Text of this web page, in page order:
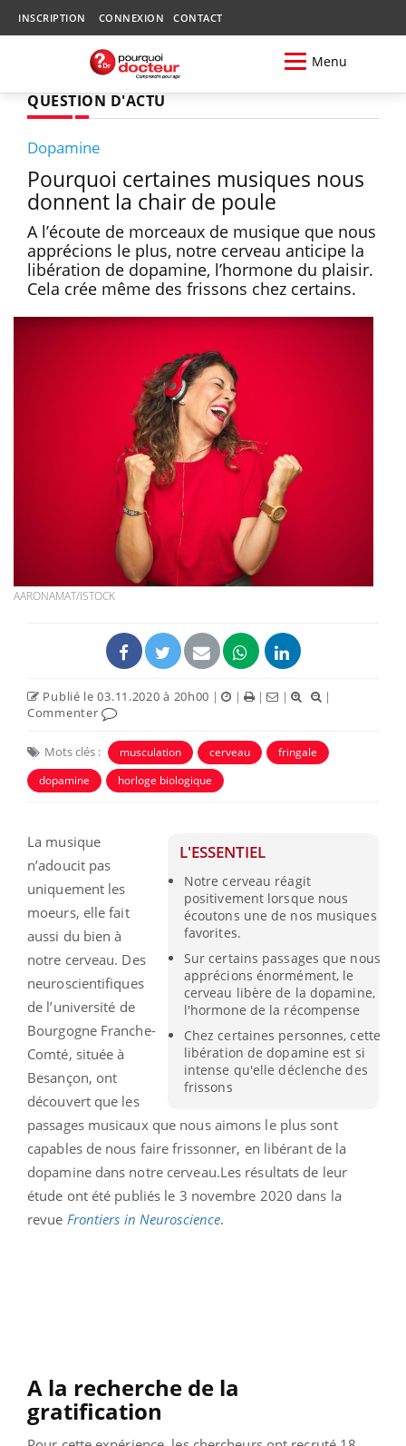
INSCRIPTION CONNEXION CONTACT
Menu
QUESTION D'ACTU
Dopamine
Pourquoi certaines musiques nous
donnent la chair de poule
A l’écoute de morceaux de musique que nous
apprécions le plus, notre cerveau anticipe la
libération de dopamine, l’hormone du plaisir.
Cela crée même des frissons chez certains.
AARONAMAT/ISTOCK
Publié le 03.11.2020 à 20h00 | | | |
|
Commenter
Mots clés : musculation cerveau
fringale
dopamine
horloge biologique
L'ESSENTIEL
Notre cerveau réagit
positivement lorsque nous
écoutons une de nos musiques
favorites.
Sur certains passages que nous
apprécions énormément, le
cerveau libère de la dopamine,
l'hormone de la récompense
Chez certaines personnes, cette
libération de dopamine est si
intense qu'elle déclenche des
frissons
La musique
n’adoucit pas
uniquement les
moeurs, elle fait
aussi du bien à
notre cerveau. Des
neuroscientifiques
de l’université de
Bourgogne Franche-
Comté, située à
Besançon, ont
découvert que les
passages musicaux que nous aimons le plus sont
capables de nous faire frissonner, en libérant de la
dopamine dans notre cerveau.Les résultats de leur
étude ont été publiés le 3 novembre 2020 dans la
revue Frontiers in Neuroscience.
A la recherche de la
gratification